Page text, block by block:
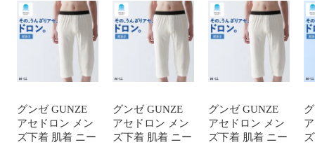
グンゼ GUNZE
アセドロン メン
ズ下着 肌着 ニー
グンゼ GUNZE
アセドロン メン
ズ下着 肌着 ニー
グンゼ GUNZE
アセドロン メン
ズ下着 肌着 ニー